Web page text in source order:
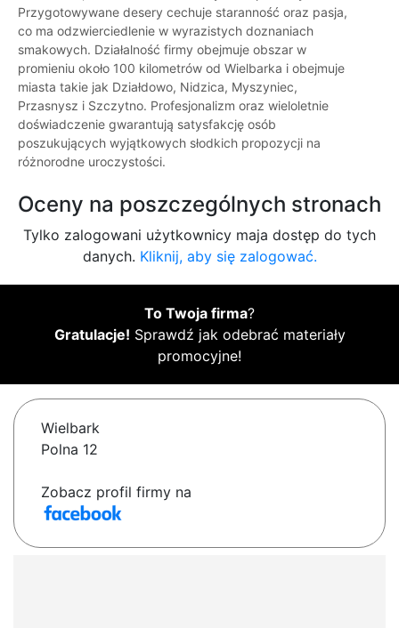
Przygotowywane desery cechuje staranność oraz pasja,
co ma odzwierciedlenie w wyrazistych doznaniach
smakowych. Działalność firmy obejmuje obszar w
promieniu około 100 kilometrów od Wielbarka i obejmuje
miasta takie jak Działdowo, Nidzica, Myszyniec,
Przasnysz i Szczytno. Profesjonalizm oraz wieloletnie
doświadczenie gwarantują satysfakcję osób
poszukujących wyjątkowych słodkich propozycji na
różnorodne uroczystości.
Oceny na poszczególnych stronach
Tylko zalogowani użytkownicy maja dostęp do tych
danych. Kliknij, aby się zalogować.
To Twoja firma?
Gratulacje! Sprawdź jak odebrać materiały
promocyjne!
Wielbark
Polna 12
Zobacz profil firmy na